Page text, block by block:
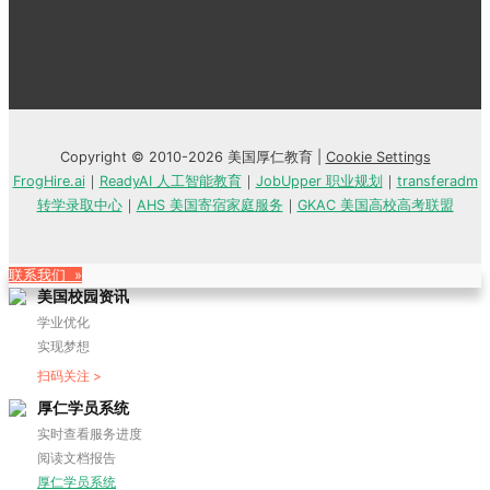
Copyright © 2010-2026 美国厚仁教育 | Cookie Settings
FrogHire.ai｜ ReadyAI 人工智能教育｜ JobUpper 职业规划 ｜ transferadm
转学录取中心｜ AHS 美国寄宿家庭服务 ｜ GKAC 美国高校高考联盟
联系我们 »
美国校园资讯
学业优化
实现梦想
扫码关注 >
厚仁学员系统
实时查看服务进度
阅读文档报告
厚仁学员系统